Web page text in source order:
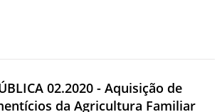
02.2020 - Aquisição de
da Agricultura Familiar